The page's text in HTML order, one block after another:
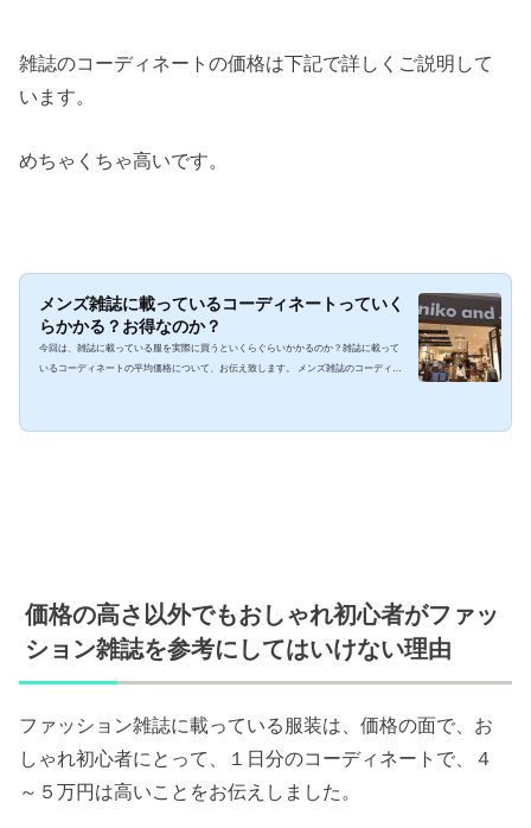
雑誌のコーディネートの価格は下記で詳しくご説明して
います。
めちゃくちゃ高いです。
メンズ雑誌に載っているコーディネートっていく
らかかる？お得なのか？
今回は、雑誌に載っている服を実際に買うといくらぐらいかかるのか？雑誌に載って
いるコーディネートの平均価格について、お伝え致します。 メンズ雑誌のコーディネ
価格の高さ以外でもおしゃれ初心者がファッ
ション雑誌を参考にしてはいけない理由
ファッション雑誌に載っている服装は、価格の面で、お
しゃれ初心者にとって、１日分のコーディネートで、４
～５万円は高いことをお伝えしました。